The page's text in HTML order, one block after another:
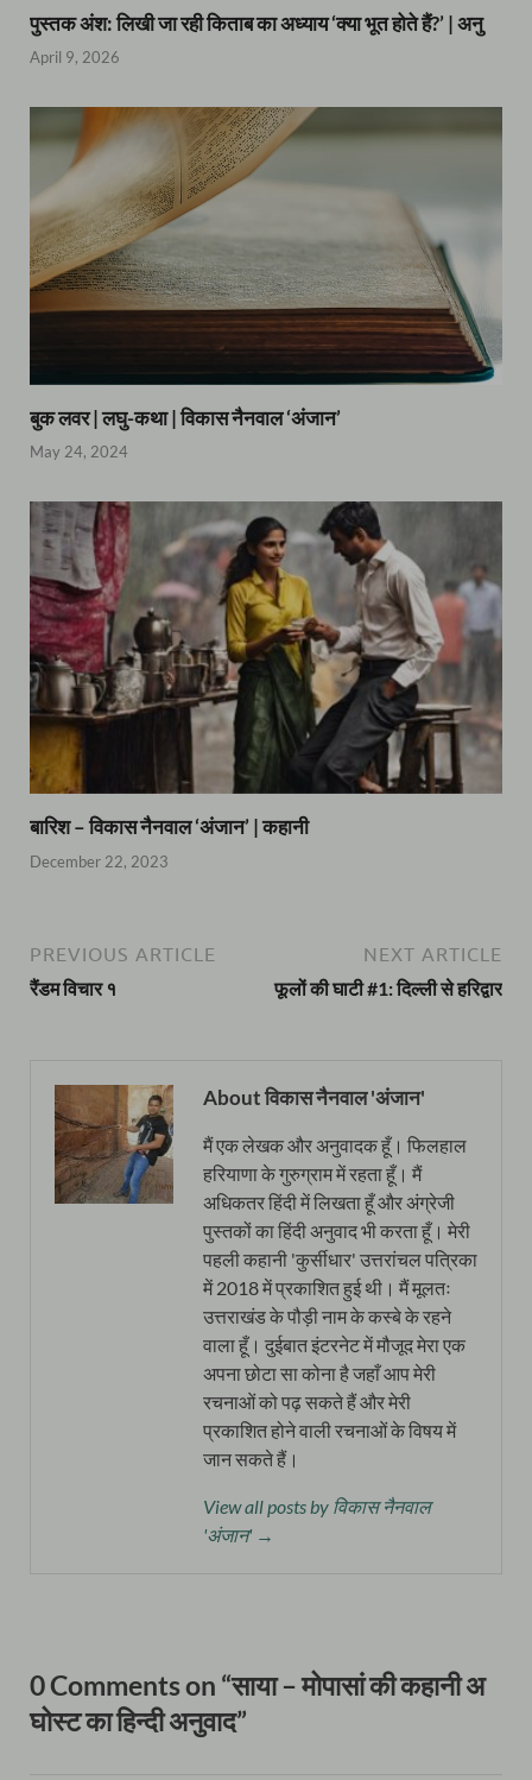
पुस्तक अंश: लिखी जा रही किताब का अध्याय ‘क्या भूत होते हैं?’ | अनु
April 9, 2026
बुक लवर | लघु-कथा | विकास नैनवाल ‘अंजान’
May 24, 2024
बारिश – विकास नैनवाल ‘अंजान’ | कहानी
December 22, 2023
PREVIOUS ARTICLE
रैंडम विचार १
NEXT ARTICLE
फूलों की घाटी #1: दिल्ली से हरिद्वार
About विकास नैनवाल 'अंजान'
मैं एक लेखक और अनुवादक हूँ। फिलहाल
हरियाणा के गुरुग्राम में रहता हूँ। मैं
अधिकतर हिंदी में लिखता हूँ और अंग्रेजी
पुस्तकों का हिंदी अनुवाद भी करता हूँ। मेरी
पहली कहानी 'कुर्सीधार' उत्तरांचल पत्रिका
में 2018 में प्रकाशित हुई थी। मैं मूलतः
उत्तराखंड के पौड़ी नाम के कस्बे के रहने
वाला हूँ। दुईबात इंटरनेट में मौजूद मेरा एक
अपना छोटा सा कोना है जहाँ आप मेरी
रचनाओं को पढ़ सकते हैं और मेरी
प्रकाशित होने वाली रचनाओं के विषय में
जान सकते हैं।
View all posts by विकास नैनवाल
'अंजान' →
0 Comments on “साया – मोपासां की कहानी अ
घोस्ट का हिन्दी अनुवाद”